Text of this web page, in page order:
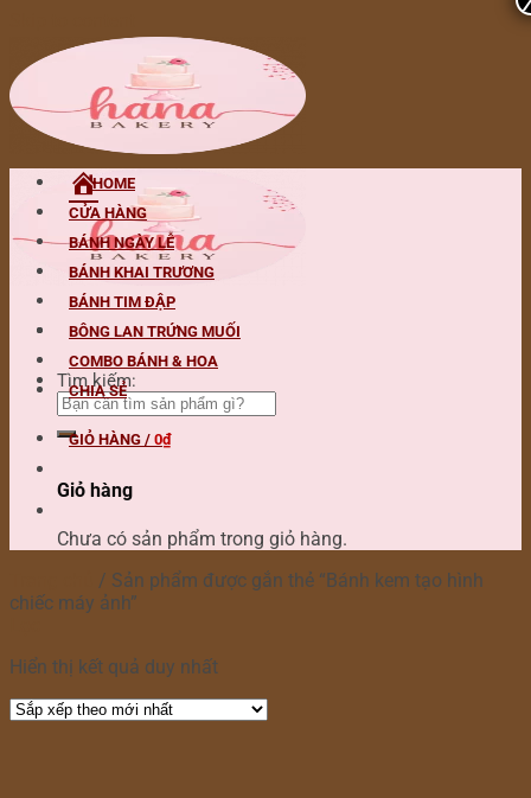
Tìm kiếm:
HOME
CỬA HÀNG
BÁNH NGÀY LỄ
BÁNH KHAI TRƯƠNG
BÁNH TIM ĐẬP
BÔNG LAN TRỨNG MUỐI
COMBO BÁNH & HOA
CHIA SẺ
GIỎ HÀNG / 0₫
Giỏ hàng
Chưa có sản phẩm trong giỏ hàng.
/ Sản phẩm được gắn thẻ “Bánh kem tạo hình
chiếc máy ảnh”
Hiển thị kết quả duy nhất